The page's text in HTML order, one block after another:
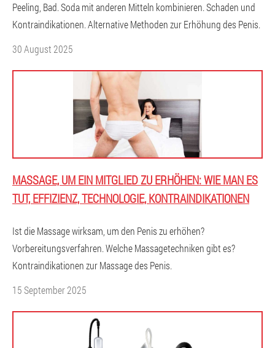
Peeling, Bad. Soda mit anderen Mitteln kombinieren. Schaden und
Kontraindikationen. Alternative Methoden zur Erhöhung des Penis.
30 August 2025
MASSAGE, UM EIN MITGLIED ZU ERHÖHEN: WIE MAN ES
TUT, EFFIZIENZ, TECHNOLOGIE, KONTRAINDIKATIONEN
Ist die Massage wirksam, um den Penis zu erhöhen?
Vorbereitungsverfahren. Welche Massagetechniken gibt es?
Kontraindikationen zur Massage des Penis.
15 September 2025